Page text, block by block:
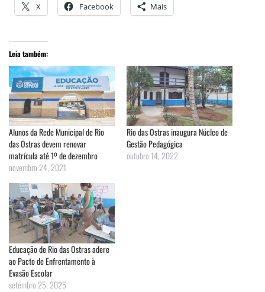
X Facebook Mais
Leia também:
Alunos da Rede Municipal de Rio
das Ostras devem renovar
matrícula até 1º de dezembro
novembro 24, 2021
Rio das Ostras inaugura Núcleo de
Gestão Pedagógica
outubro 14, 2022
Educação de Rio das Ostras adere
ao Pacto de Enfrentamento à
Evasão Escolar
setembro 25, 2025